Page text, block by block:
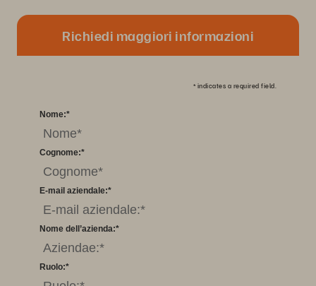
Richiedi maggiori informazioni
* indicates a required field.
*
Nome:
*
Cognome:
*
E-mail aziendale:
*
Nome dell’azienda:
*
Ruolo: